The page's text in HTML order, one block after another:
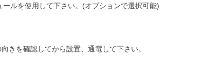
ルを使用して下さい。(オプションで選択可能)
きを確認してから設置、通電して下さい。